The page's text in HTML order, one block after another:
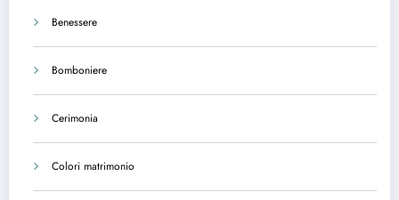
Benessere
Bomboniere
Cerimonia
Colori matrimonio